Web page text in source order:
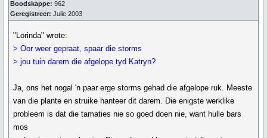
Boodskappe: 962
Geregistreer: Julie 2003
"Lorinda" wrote:
> Oor weer gepraat, spaar die storms
> jou tuin darem die afgelope tyd Katryn?
Ja, ons het nogal 'n paar erge storms gehad die afgelope ruk. Meeste
van die plante en struike hanteer dit darem. Die enigste werklike
probleem is dat die tamaties nie so goed doen nie, want hulle bars
mos